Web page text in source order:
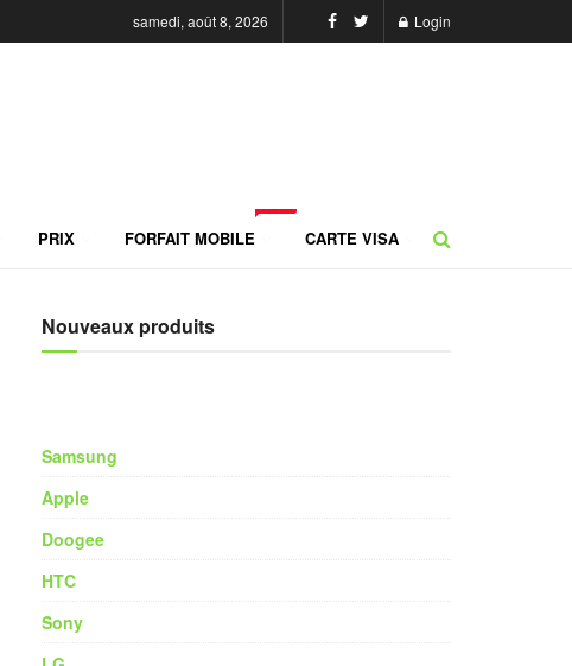
samedi, août 8, 2026 Login
PRIX FORFAIT MOBILE CARTE VISA
Nouveaux produits
Samsung
Apple
Doogee
HTC
Sony